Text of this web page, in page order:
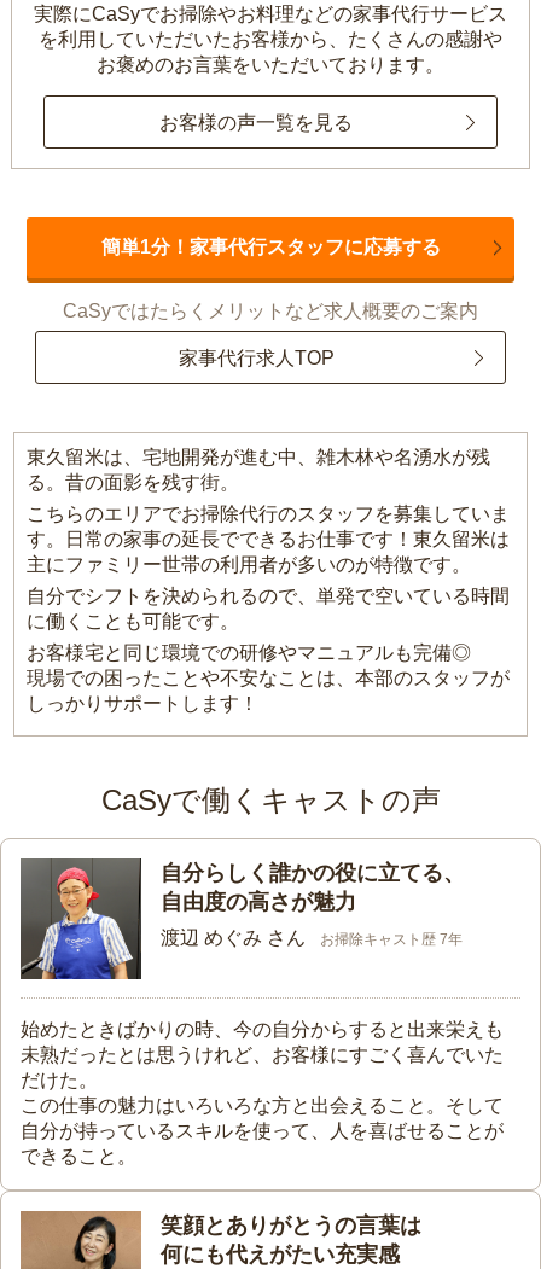
実際にCaSyでお掃除やお料理などの家事代行サービス
を利用していただいたお客様から、 たくさんの感謝や
お褒めのお言葉をいただいております。
お客様の声一覧を見る
簡単1分！家事代行スタッフに応募する
CaSyではたらくメリットなど求人概要のご案内
家事代行求人TOP
東久留米は、宅地開発が進む中、雑木林や名湧水が残
る。昔の面影を残す街。
こちらのエリアでお掃除代行のスタッフを募集していま
す。日常の家事の延長でできるお仕事です！東久留米は
主にファミリー世帯の利用者が多いのが特徴です。
自分でシフトを決められるので、単発で空いている時間
に働くことも可能です。
お客様宅と同じ環境での研修やマニュアルも完備◎
現場での困ったことや不安なことは、本部のスタッフが
しっかりサポートします！
CaSyで働くキャストの声
自分らしく誰かの役に立てる、
自由度の高さが魅力
渡辺 めぐみ さん お掃除キャスト歴 7年
始めたときばかりの時、今の自分からすると出来栄えも
未熟だったとは思うけれど、お客様にすごく喜んでいた
だけた。
この仕事の魅力はいろいろな方と出会えること。そして
自分が持っているスキルを使って、人を喜ばせることが
できること。
笑顔とありがとうの言葉は
何にも代えがたい充実感